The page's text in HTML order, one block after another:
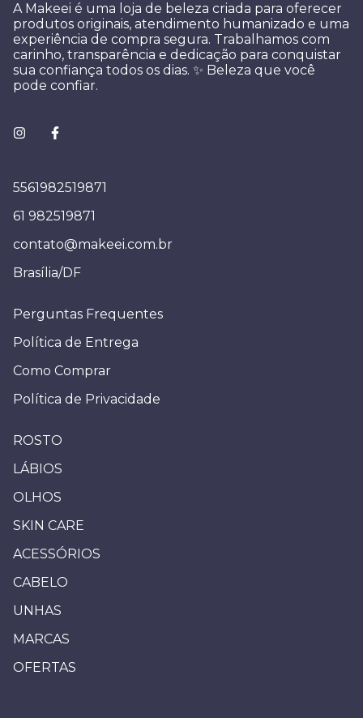
A Makeei é uma loja de beleza criada para oferecer
produtos originais, atendimento humanizado e uma
experiência de compra segura. Trabalhamos com
carinho, transparência e dedicação para conquistar
sua confiança todos os dias. ✨ Beleza que você
pode confiar.
5561982519871
61 982519871
contato@makeei.com.br
Brasília/DF
Perguntas Frequentes
Política de Entrega
Como Comprar
Política de Privacidade
ROSTO
LÁBIOS
OLHOS
SKIN CARE
ACESSÓRIOS
CABELO
UNHAS
MARCAS
OFERTAS